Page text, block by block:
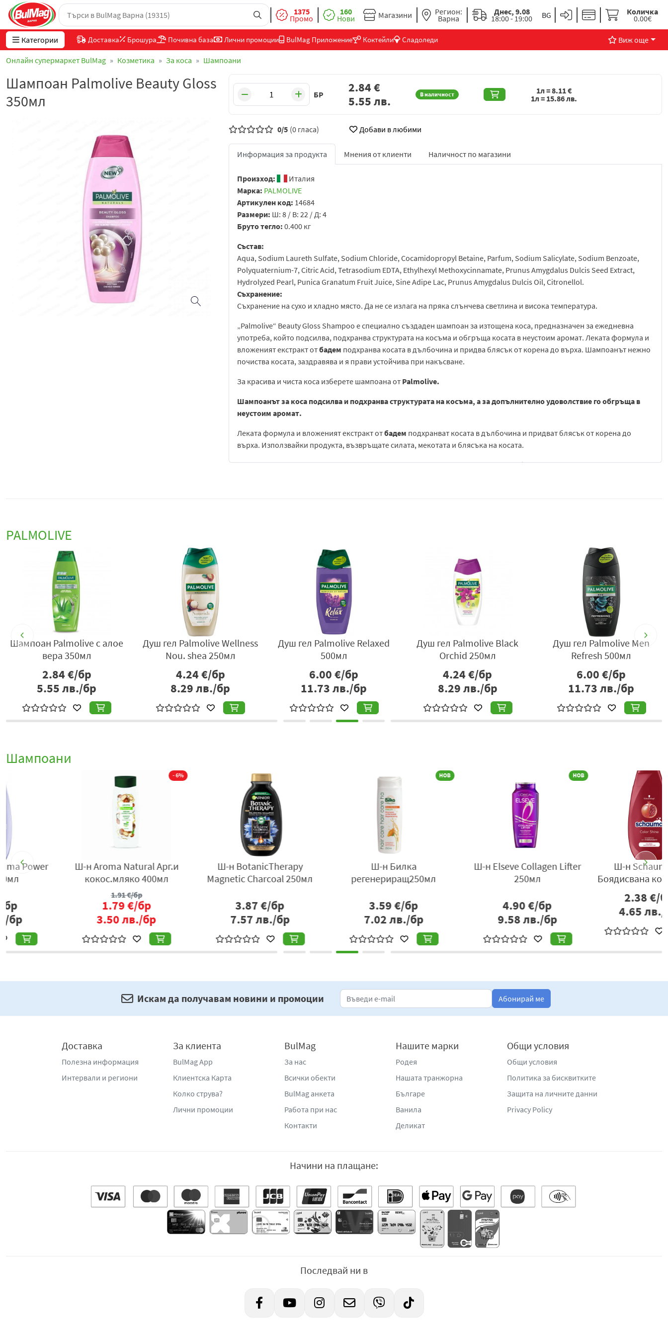
1375
Промо
160
Нови Магазини Регион:
Варна
Днес, 9.08
18:00 - 19:00
Количка
0.00€
Категории Доставка Брошура Почивна база Лични промоции BulMag Приложение Коктейли Сладоледи Виж още
Онлайн супермаркет BulMag Козметика За коса Шампоани
Шампоан Palmolive Beauty Gloss
350мл
БР В наличност
2.84€
5.55лв.
1л =8.11€
1л = 15.86лв.
0/5 (0 гласа) Добави в любими
Информация за продукта Мнения от клиенти Наличност по магазини
Произход:
Италия
Марка: PALMOLIVE
Артикулен код: 14684
Размери: Ш: 8 / В: 22 / Д: 4
Бруто тегло: 0.400 кг
Състав:
Aqua, Sodium Laureth Sulfate, Sodium Chloride, Cocamidopropyl Betaine, Parfum, Sodium Salicylate, Sodium Benzoate,
Polyquaternium-7, Citric Acid, Tetrasodium EDTA, Ethylhexyl Methoxycinnamate, Prunus Amygdalus Dulcis Seed Extract,
Hydrolyzed Pearl, Punica Granatum Fruit Juice, Sine Adipe Lac, Prunus Amygdalus Dulcis Oil, Citronellol.
Съхранение:
Съхранение на сухо и хладно място. Да не се излага на пряка слънчева светлина и висока температура.
„Palmolive“ Beauty Gloss Shampoo е специално създаден шампоан за изтощена коса, предназначен за ежедневна
употреба, който подсилва, подхранва структурата на косъма и обгръща косата в неустоим аромат. Леката формула и
вложеният екстракт отбадем подхранва косата в дълбочина и придва блясък от корена до върха. Шампоанът нежно
почиства косата, заздравява и я прави устойчива при накъсване.
За красива и чиста коса изберете шампоана от Palmolive.
Шампоанът за коса подсилва и подхранва структурата на косъма, а за допълнително удоволствие го обгръща в
неустоим аромат.
Леката формула и вложеният екстракт отбадем подхранват косата в дълбочина и придват блясък от корена до
върха. Използвайки продукта, възвръщате силата, мекотата и блясъка на косата.
Шампоанът осигуряваистинско подхранване и помага за предотвратяване на бъдещи увреждания. Подходящ е за
PALMOLIVE
Шампоан Palmolive с алое
вера 350мл
2.84€/бр
5.55лв./бр
Душ гел Palmolive Wellness
Nou. shea 250мл
4.24€/бр
8.29лв./бр
Душ гел Palmolive Relaxed
500мл
6.00€/бр
11.73лв./бр
Душ гел Palmolive Black
Orchid 250мл
4.24€/бр
8.29лв./бр
Душ гел Palmolive Men
Refresh 500мл
6.00€/бр
11.73лв./бр
Шампоани
Ш-н Schauma за
Боядисвана коса 250мл
Ш-н Pantene Repair Pro
300мл
Ш-н Stilena за Боядисана
коса 400мл
Ш-н Teo Nature 2in1 за
всеки тип 350мл
Шампоан Head&Shoulders
Класик 330мл
€/бр
лв./бр
Искам да получавам новини и промоции Абонирай ме
Доставка
Полезна информация
Интервали и региони
За клиента
BulMag App
Клиентска Карта
Колко струва?
Лични промоции
BulMag
За нас
Всички обекти
BulMag анкета
Работа при нас
Контакти
Нашите марки
Родея
Нашата транжорна
Българе
Ванила
Деликат
Общи условия
Общи условия
Политика за бисквитките
Защита на личните данни
Privacy Policy
Начини на плащане:
Последвай ни в